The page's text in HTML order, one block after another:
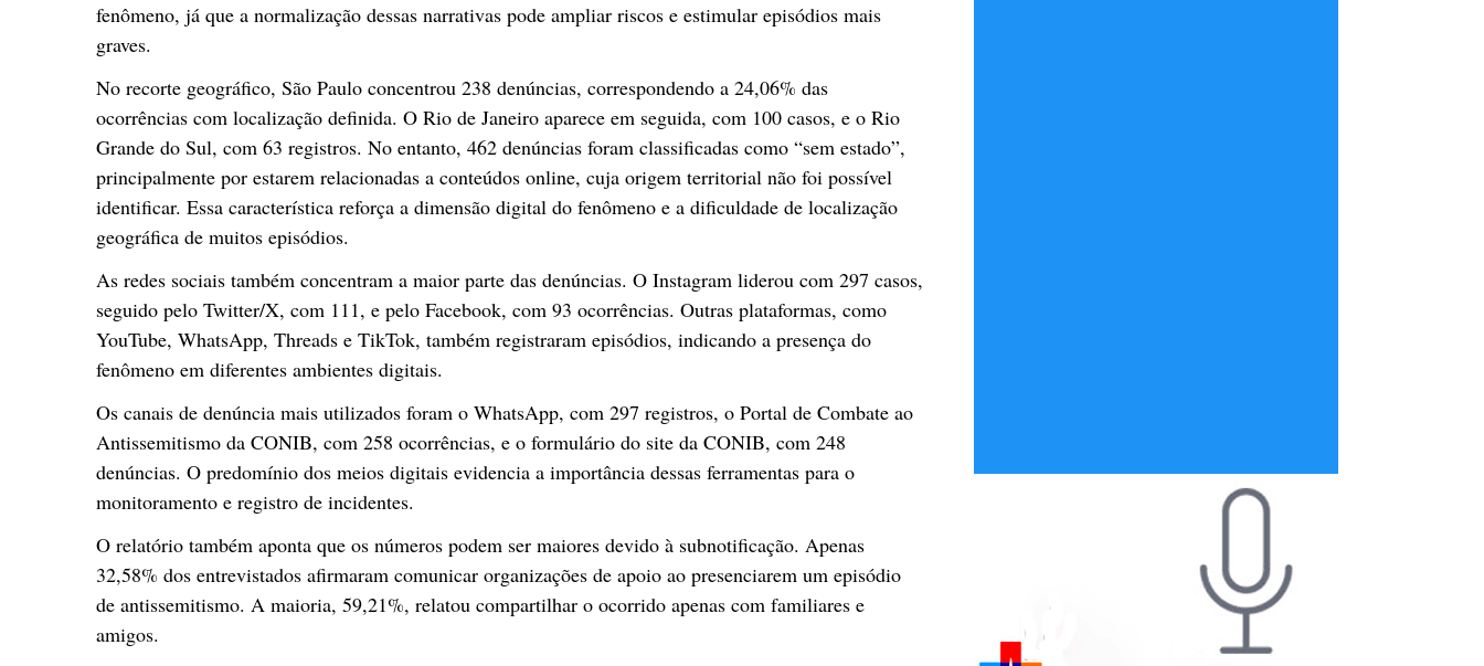
fenômeno, já que a normalização dessas narrativas pode ampliar riscos e estimular episódios mais
graves.
No recorte geográfico, São Paulo concentrou 238 denúncias, correspondendo a 24,06% das
ocorrências com localização definida. O Rio de Janeiro aparece em seguida, com 100 casos, e o Rio
Grande do Sul, com 63 registros. No entanto, 462 denúncias foram classificadas como “sem estado”,
principalmente por estarem relacionadas a conteúdos online, cuja origem territorial não foi possível
identificar. Essa característica reforça a dimensão digital do fenômeno e a dificuldade de localização
geográfica de muitos episódios.
As redes sociais também concentram a maior parte das denúncias. O Instagram liderou com 297 casos,
seguido pelo Twitter/X, com 111, e pelo Facebook, com 93 ocorrências. Outras plataformas, como
YouTube, WhatsApp, Threads e TikTok, também registraram episódios, indicando a presença do
fenômeno em diferentes ambientes digitais.
Os canais de denúncia mais utilizados foram o WhatsApp, com 297 registros, o Portal de Combate ao
Antissemitismo da CONIB, com 258 ocorrências, e o formulário do site da CONIB, com 248
denúncias. O predomínio dos meios digitais evidencia a importância dessas ferramentas para o
monitoramento e registro de incidentes.
O relatório também aponta que os números podem ser maiores devido à subnotificação. Apenas
32,58% dos entrevistados afirmaram comunicar organizações de apoio ao presenciarem um episódio
de antissemitismo. A maioria, 59,21%, relatou compartilhar o ocorrido apenas com familiares e
amigos.